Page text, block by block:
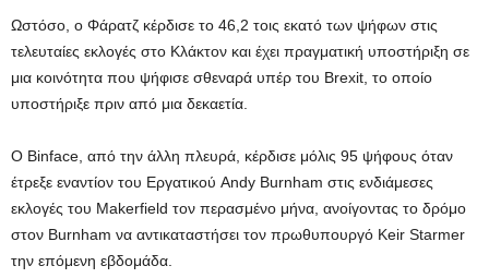
Ωστόσο, ο Φάρατζ κέρδισε το 46,2 τοις εκατό των ψήφων στις
τελευταίες εκλογές στο Κλάκτον και έχει πραγματική υποστήριξη σε
μια κοινότητα που ψήφισε σθεναρά υπέρ του Brexit, το οποίο
υποστήριξε πριν από μια δεκαετία.
Ο Binface, από την άλλη πλευρά, κέρδισε μόλις 95 ψήφους όταν
έτρεξε εναντίον του Εργατικού Andy Burnham στις ενδιάμεσες
εκλογές του Makerfield τον περασμένο μήνα, ανοίγοντας το δρόμο
στον Burnham να αντικαταστήσει τον πρωθυπουργό Keir Starmer
την επόμενη εβδομάδα.